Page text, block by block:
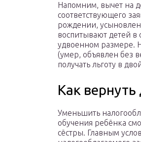
Напомним, вычет на
соответствующего
рождении,
воспитывают детей
удвоенном размере.
(умер, объявлен без
получать льготу в
Как вернуть
Уменьшить
обучения ребёнка
сёстры. Главным